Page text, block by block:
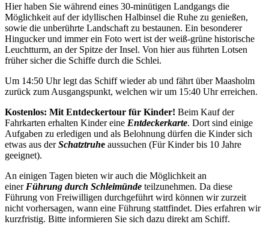
Hier haben Sie während eines 30-minütigen Landgangs die
Möglichkeit auf der idyllischen Halbinsel die Ruhe zu genießen,
sowie die unberührte Landschaft zu bestaunen. Ein besonderer
Hingucker und immer ein Foto wert ist der weiß-grüne historische
Leuchtturm, an der Spitze der Insel. Von hier aus führten Lotsen
früher sicher die Schiffe durch die Schlei.
Um 14:50 Uhr legt das Schiff wieder ab und fährt über Maasholm
zurück zum Ausgangspunkt, welchen wir um 15:40 Uhr erreichen.
Kostenlos: Mit Entdeckertour für Kinder! Beim Kauf der
Fahrkarten erhalten Kinder eine Entdeckerkarte. Dort sind einige
Aufgaben zu erledigen und als Belohnung dürfen die Kinder sich
etwas aus der Schatztruhe aussuchen (Für Kinder bis 10 Jahre
geeignet).
An einigen Tagen bieten wir auch die Möglichkeit an
einer Führung durch Schleimünde teilzunehmen. Da diese
Führung von Freiwilligen durchgeführt wird können wir zurzeit
nicht vorhersagen, wann eine Führung stattfindet. Dies erfahren wir
kurzfristig. Bitte informieren Sie sich dazu direkt am Schiff.